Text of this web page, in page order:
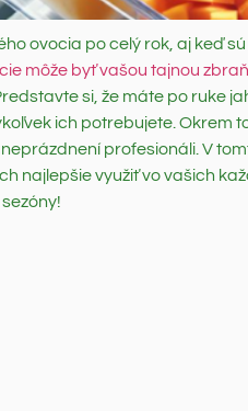
ovocia po celý rok, aj keď
môže byť vašou tajnou
si, že máte po ruke
ich potrebujete. Okrem
profesionáli. V
najlepšie využiť vo vašich